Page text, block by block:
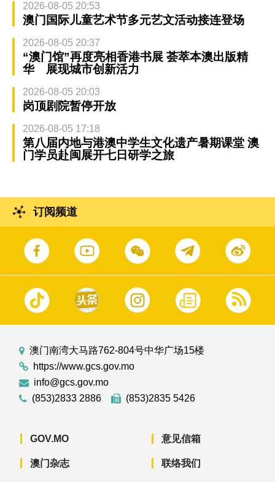
2026-08-05 20:53
澳门国际儿童艺术节多元艺文活动接连登场
2026-08-05 20:37
“澳门馆”再度亮相香港书展 荟萃本澳出版精
华 展现城市创新活力
2026-08-05 20:03
岗顶剧院暂停开放
2026-08-05 17:18
第八届内地与港澳中学生文化遗产暑期课堂 澳
门学员赴闽展开七日研学之旅
订阅频道
澳门南湾大马路762-804号中华广场15楼
https://www.gcs.gov.mo
info@gcs.gov.mo
(853)2833 2886
(853)2835 5426
GOV.MO
澳门杂志
意见信箱
联络我们